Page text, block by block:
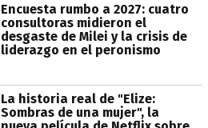
Encuesta rumbo a 2027: cuatro
consultoras midieron el
desgaste de Milei y la crisis de
liderazgo en el peronismo
La historia real de "Elize:
Sombras de una mujer", la